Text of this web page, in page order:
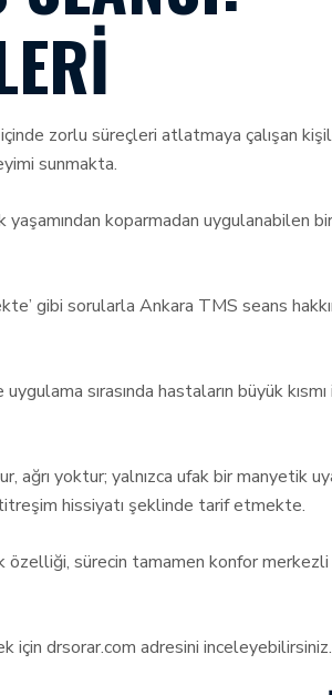
zorlu süreçleri atlatmaya çalışan
sunmakta.
yaşamından koparmadan uygulanabilen bir
gibi sorularla Ankara TMS seans
sırasında hastaların büyük kısmı
yoktur; yalnızca ufak bir manyetik
hissiyatı şeklinde tarif etmekte.
özelliği, sürecin tamamen konfor merkezli
için drsorar.com adresini inceleyebilirsiniz.